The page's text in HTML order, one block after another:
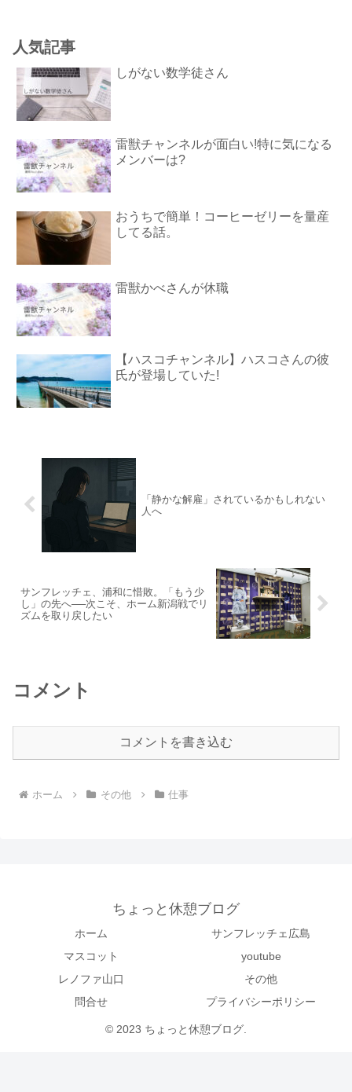
人気記事
しがない数学徒さん
雷獣チャンネルが面白い!特に気になる
メンバーは?
おうちで簡単！コーヒーゼリーを量産
してる話。
雷獣かべさんが休職
【ハスコチャンネル】ハスコさんの彼
氏が登場していた!
「静かな解雇」されているかもしれない
人へ
サンフレッチェ、浦和に惜敗。「もう少
し」の先へ──次こそ、ホーム新潟戦でリ
ズムを取り戻したい
コメント
コメントを書き込む
ホーム その他 仕事
ちょっと休憩ブログ
ホーム
サンフレッチェ広島
マスコット
youtube
レノファ山口
その他
問合せ
プライバシーポリシー
© 2023 ちょっと休憩ブログ.